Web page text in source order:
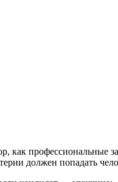
как профессиональные
должен попадать